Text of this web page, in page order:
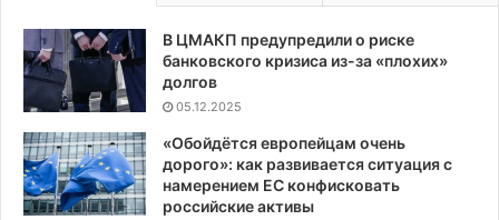
В ЦМАКП предупредили о риске
банковского кризиса из-за «плохих»
долгов
05.12.2025
«Обойдётся европейцам очень
дорого»: как развивается ситуация с
намерением ЕС конфисковать
российские активы